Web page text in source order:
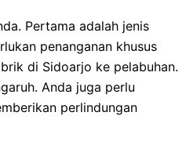
Pertama adalah jenis
penanganan khusus
di Sidoarjo ke pelabuhan.
Anda juga perlu
perlindungan